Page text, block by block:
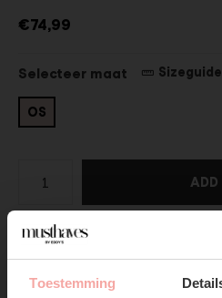
Toestemming
€74,99
Selecteer maat Sizeguide
OS
ADD
Gratis verzending Vanaf